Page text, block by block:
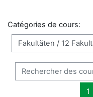
Catégories de cours:
Rechercher des cours
1